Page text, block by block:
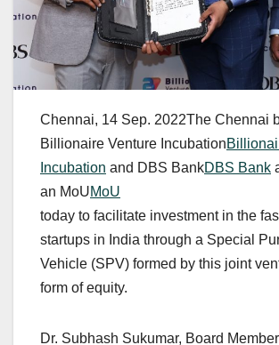
Chennai, 14 Sep. 2022The Chennai
Billionaire Venture Incubation
Incubation and DBS BankDBS Bank
an MoUMoU
today to facilitate investment in the
startups in India through a Special
Vehicle (SPV) formed by this joint
form of equity.
Dr. Subhash Sukumar, Board